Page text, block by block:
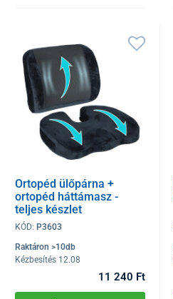
Ortopéd ülőpárna +
ortopéd háttámasz -
teljes készlet
KÓD: P3603
Raktáron >10db
Kézbesítés 12.08
11 240 Ft